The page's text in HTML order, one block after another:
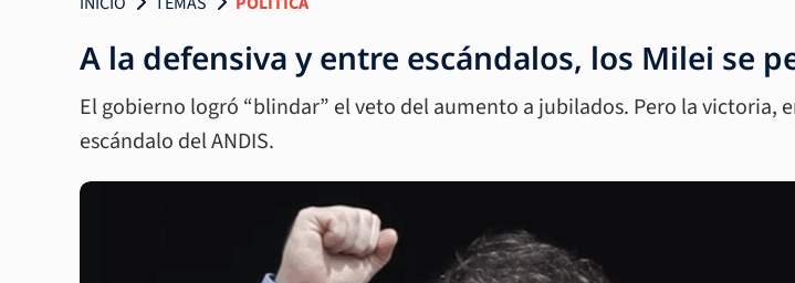
A la defensiva y entre escándalos, los Milei se
El gobierno logró “blindar” el veto del aumento a jubilados. Pero la
escándalo del ANDIS.